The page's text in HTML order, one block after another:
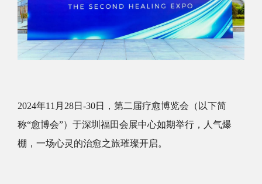
2024年11月28日-30日，第二届疗愈博览会（以下简
称“愈博会”）于深圳福田会展中心如期举行，人气爆
棚，一场心灵的治愈之旅璀璨开启。